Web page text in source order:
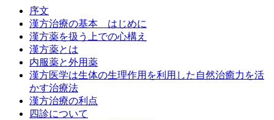
序文
漢方治療の基本 はじめに
漢方薬を扱う上での心構え
漢方薬とは
内服薬と外用薬
漢方医学は生体の生理作用を利用した自然治癒力を活
かす治療法
漢方治療の利点
四診について